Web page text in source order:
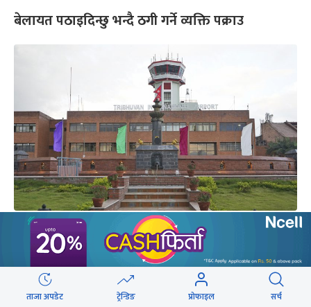
बेलायत पठाइदिन्छु भन्दै ठगी गर्ने व्यक्ति पक्राउ
दुबईबाट नेपाल आउँदा विमानस्थलमै पक्राउ परिन् एक
युवती
ताजा अपडेट ट्रेन्डिङ प्रोफाइल सर्च